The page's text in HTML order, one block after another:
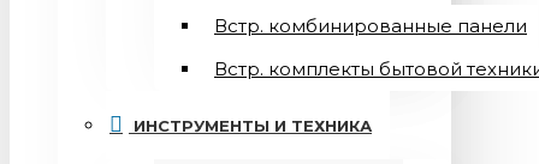
Встр. комбинированные панели
Встр. комплекты бытовой
ИНСТРУМЕНТЫ И ТЕХНИКА